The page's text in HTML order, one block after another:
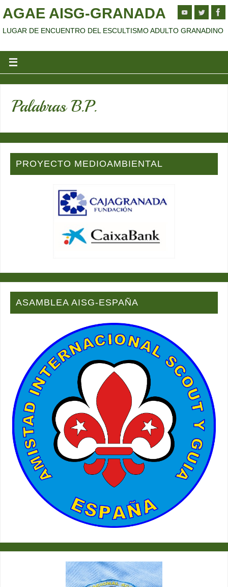
AGAE AISG-GRANADA
LUGAR DE ENCUENTRO DEL ESCULTISMO ADULTO GRANADINO
Palabras B.P.
PROYECTO MEDIOAMBIENTAL
ASAMBLEA AISG-ESPAÑA